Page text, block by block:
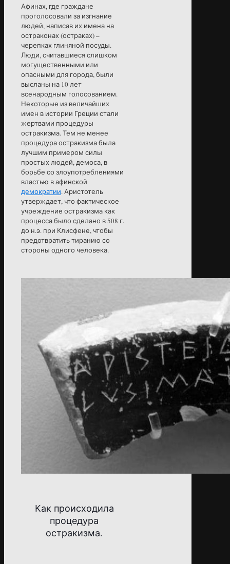
Афинах, где граждане
проголосовали за изгнание
людей, написав их имена на
остраконах (остраках) –
черепках глиняной посуды.
Люди, считавшиеся слишком
могущественными или
опасными для города, были
высланы на 10 лет
всенародным голосованием.
Некоторые из величайших
имен в истории Греции стали
жертвами процедуры
остракизма. Тем не менее
процедура остракизма была
лучшим примером силы
простых людей, демоса, в
борьбе со злоупотреблениями
властью в афинской
демократии. Аристотель
утверждает, что фактическое
учреждение остракизма как
процесса было сделано в 508 г.
до н.э. при Клисфене, чтобы
предотвратить тиранию со
стороны одного человека.
Как происходила
процедура
остракизма.